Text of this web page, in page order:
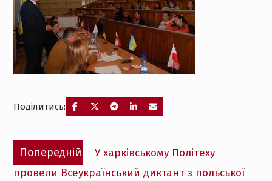
Поділитись:
Навігація
записів
Попередній
Попередній
запис:
У харківському Політеху
провели Всеукраїнський диктант з польської